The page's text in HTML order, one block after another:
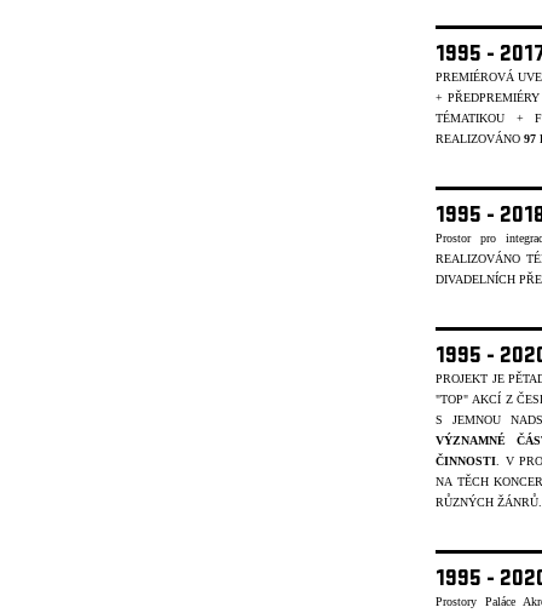
1995 -
PREMIÉROVÁ
+
TÉMATIKOU +
REALIZOVÁNO 97
1995 -
Prostor pro
REALIZOVÁNO
DIVADELNÍCH
1995 -
PROJEKT JE
"TOP" AKCÍ Z
S JEMNOU
VÝZNAMNÉ
ČINNOSTI . V
NA TĚCH
RŮZNÝCH ŽÁNRŮ.
1995 -
Prostory Paláce